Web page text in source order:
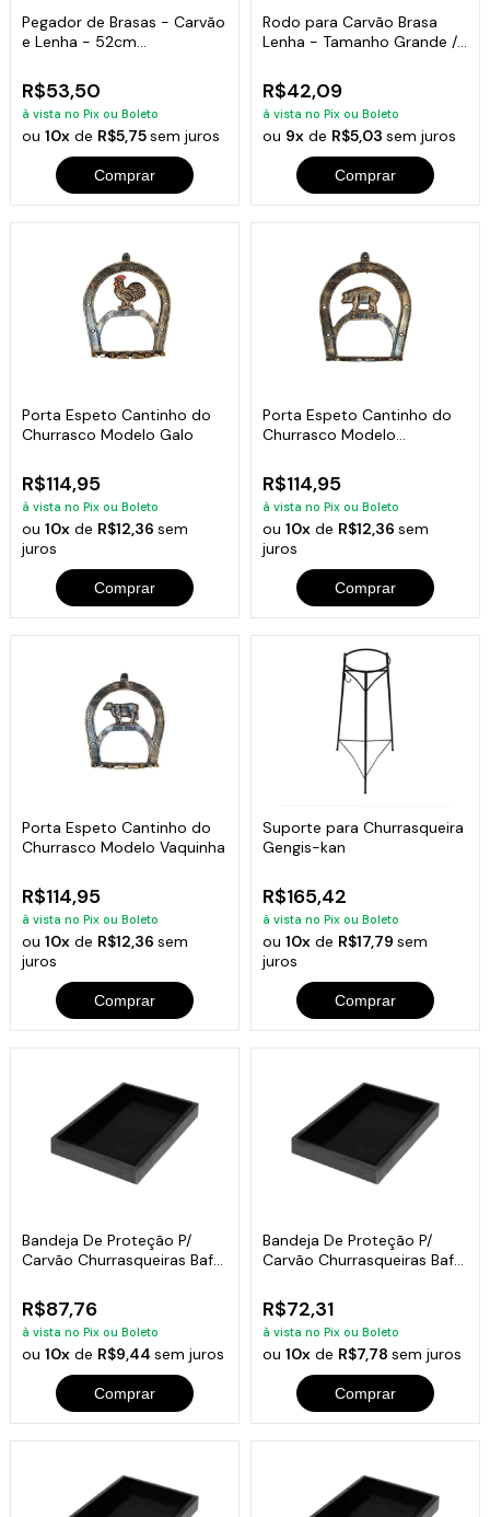
Pegador de Brasas - Carvão
e Lenha - 52cm
R$53,50
à vista no Pix ou Boleto
ou10x de R$5,75sem juros
Comprar
Rodo para Carvão Brasa
Lenha - Tamanho Grande /
R$42,09
à vista no Pix ou Boleto
ou 9xde R$5,03 sem juros
Comprar
Porta Espeto Cantinho do
Churrasco Modelo Galo
R$114,95
à vista no Pix ou Boleto
ou10x de R$12,36sem
juros
Comprar
Porta Espeto Cantinho do
Churrasco Modelo
R$114,95
à vista no Pix ou Boleto
ou 10xde R$12,36 sem
juros
Comprar
Porta Espeto Cantinho do
Churrasco Modelo Vaquinha
R$114,95
à vista no Pix ou Boleto
ou10x de R$12,36sem
juros
Comprar
Suporte para Churrasqueira
Gengis-kan
R$165,42
à vista no Pix ou Boleto
ou 10xde R$17,79 sem
juros
Comprar
Bandeja De Proteção P/
Carvão Churrasqueiras Bafo
R$87,76
à vista no Pix ou Boleto
ou10x de R$9,44sem juros
Comprar
Bandeja De Proteção P/
Carvão Churrasqueiras Bafo
R$72,31
à vista no Pix ou Boleto
ou 10xde R$7,78 sem juros
Comprar